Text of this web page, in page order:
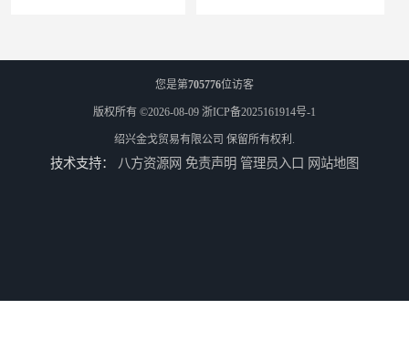
您是第705776位访客
版权所有 ©2026-08-09 浙ICP备2025161914号-1
绍兴金戈贸易有限公司 保留所有权利.
技术支持： 八方资源网 免责声明 管理员入口 网站地图